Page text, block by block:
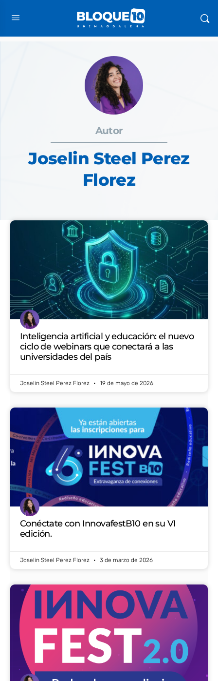
Autor
Joselin Steel Perez
Florez
Inteligencia artificial y educación: el nuevo
ciclo de webinars que conectará a las
universidades del país
Joselin Steel Perez Florez 19 de mayo de 2026
Conéctate con InnovafestB10 en su VI
edición.
Joselin Steel Perez Florez 3 de marzo de 2026